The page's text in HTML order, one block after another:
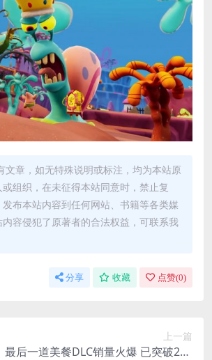
文章，如无特殊说明或标注，均为本站原
组织，在未征得本站同意时，禁止复
布本站内容到任何网站、书籍等各类媒
容侵犯了原著者的合法权益，可联系我
分享 收藏 点赞(0)
上一篇
最后一道美餐DLC销量火爆 已突破200